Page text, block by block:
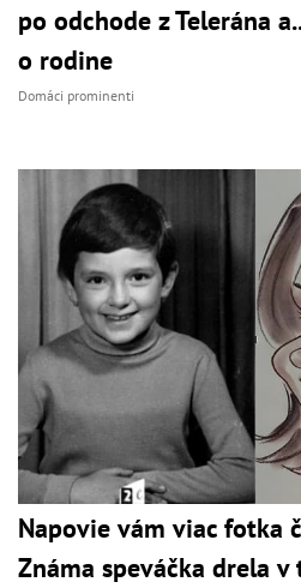
po odchode z Telerána
o rodine
Domáci prominenti
Napovie vám viac fotka
Známa speváčka drela